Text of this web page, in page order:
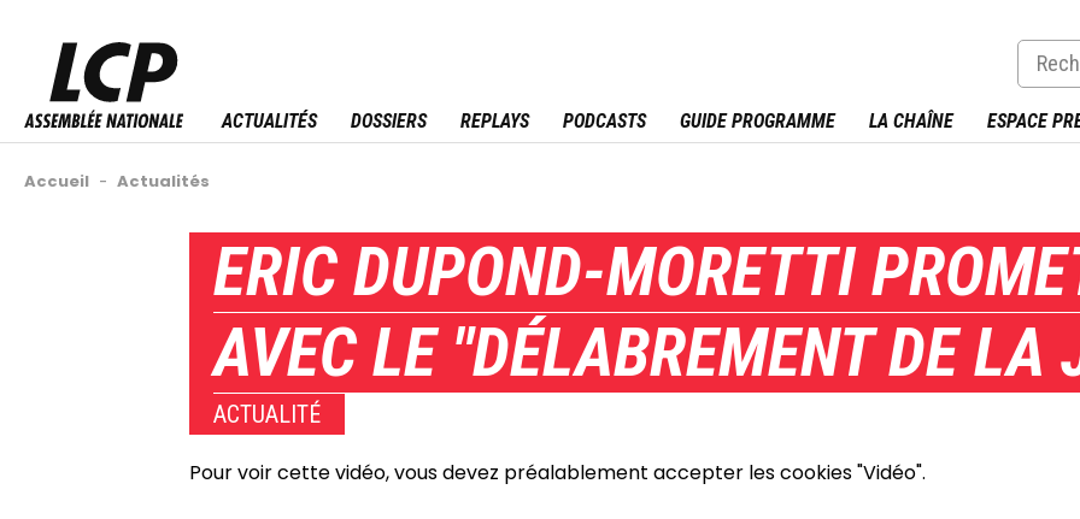
contenu
principal
ACTUALITÉS DOSSIERS REPLAYS PODCASTS GUIDE PROGRAMME LA CHAÎNE ESPACE
Fil
Accueil - Actualités
ERIC DUPOND-MORETTI
AVEC LE "DÉLABREMENT DE LA
ACTUALITÉ
Pour voir cette vidéo, vous devez préalablement accepter les cookies "Vidéo".